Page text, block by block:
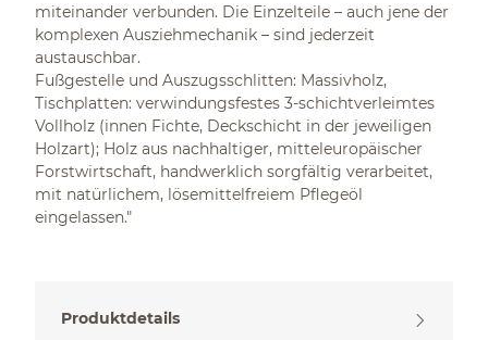
miteinander verbunden. Die Einzelteile – auch jene der
komplexen Ausziehmechanik – sind jederzeit
austauschbar.
Fußgestelle und Auszugsschlitten: Massivholz,
Tischplatten: verwindungsfestes 3-schichtverleimtes
Vollholz (innen Fichte, Deckschicht in der jeweiligen
Holzart); Holz aus nachhaltiger, mitteleuropäischer
Forstwirtschaft, handwerklich sorgfältig verarbeitet,
mit natürlichem, lösemittelfreiem Pflegeöl
eingelassen."
Produktdetails